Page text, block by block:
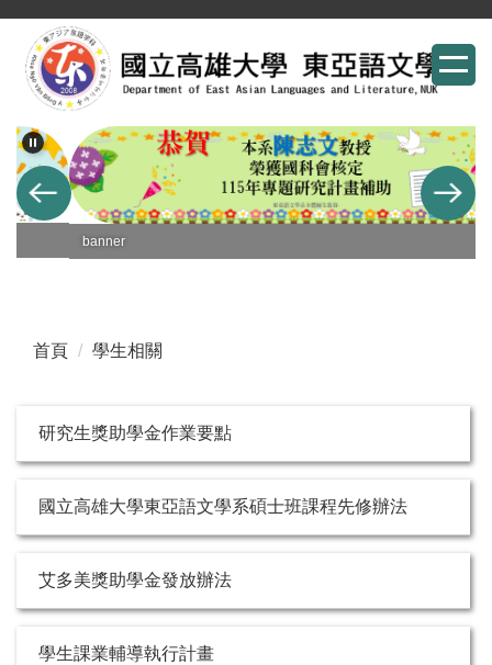
到
內
容
區
首頁 學生相關
研究生獎助學金作業要點
國立高雄大學東亞語文學系碩士班課程先修辦法
艾多美獎助學金發放辦法
學生課業輔導執行計畫